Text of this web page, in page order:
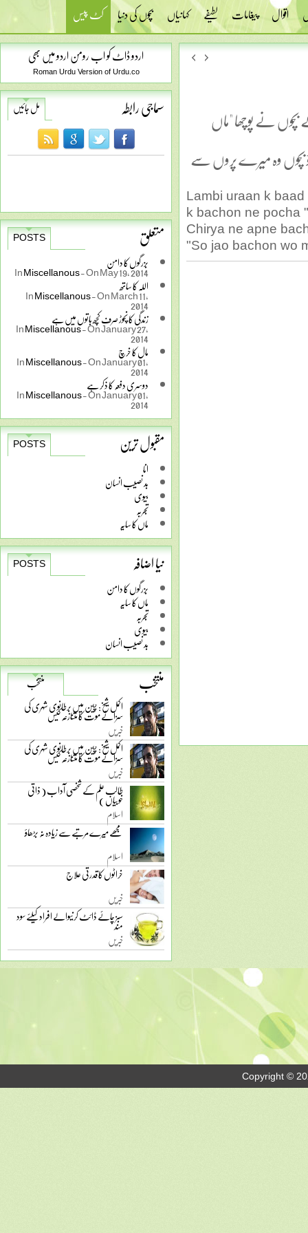
اقوال پیغامات لطیفے کہانیاں بچوں کی دنیا کٹ پیس
اردو ڈاٹ کو اب رومن اردو میں بھی
Roman Urdu Version of Urdu.co
سماجی رابطہ مل جائیں
متعلق
POSTS
بزرگوں کا دامن
InMiscellanous-On May 19, 2014
اللہ کا ساتھ InMiscellanous-On March 11,
2014
زندگی کا نچوڑ صرف کچھ باتوں میں ہے InMiscellanous-On January 27,
2014
مال کا خرچ InMiscellanous-On January 01,
2014
دوسری دفعہ کا ذکر ہے InMiscellanous-On January 01,
2014
مقبول ترین
POSTS
انا
بد نصیب انسان
بیوی
تجربہ
ماں کا سایہ
نیا اضافہ
POSTS
بزرگوں کا دامن
ماں کا سایہ
تجربہ
بیوی
بد نصیب انسان
منتخب
منتخب
اکمل شیخ: چین میں برطانوی شہری کی
سزائے موت کا متنازعہ کیس
خبریں
اکمل شیخ: چین میں برطانوی شہری کی
سزائے موت کا متنازعہ کیس
خبریں
طالب علم کے شخصی آداب ( ذاتی
خوبیاں )
اسلام
مجھے میرے مرتبے سے زیادہ نہ بڑھاؤ
اسلام
خراٹوں کا قدرتی علاج
خبریں
سبز چائے ڈائٹ کرنیوالے افراد کیلئے سود
مند
خبریں
بچوں نے پوچھا "ماں
بچوں وہ میرے پروں سے
Lambi uraan k
k bachon ne pocha
Chirya ne apne
"So jao bachon wo
Copyright ©